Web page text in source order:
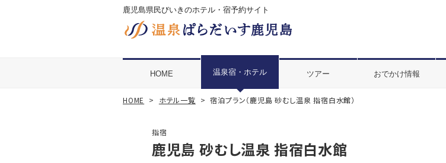
鹿児島県民びいきのホテル・宿予約サイト
HOME 温泉宿・ホテル ツアー おでかけ情報
HOME ホテル一覧 宿泊プラン（鹿児島 砂むし温泉 指宿白水館）
指宿
鹿児島 砂むし温泉 指宿白水館